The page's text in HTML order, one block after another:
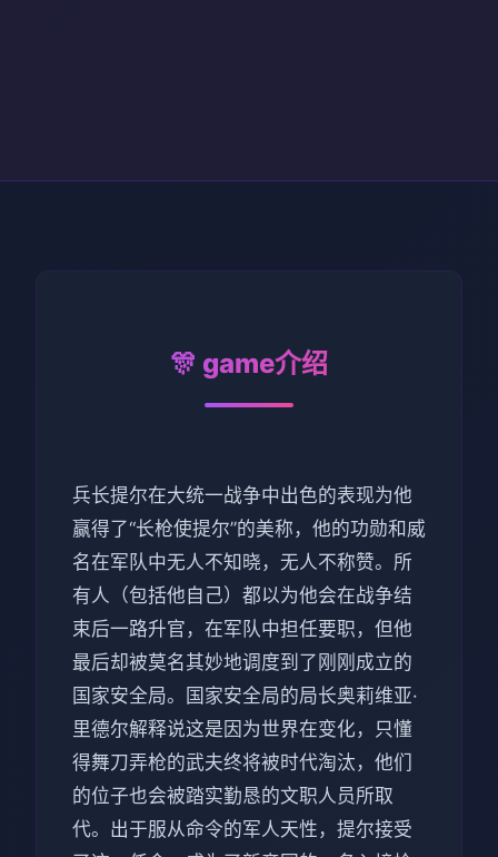
🎊 game介绍
兵长提尔在大统一战争中出色的表现为他
赢得了“长枪使提尔”的美称，他的功勋和威
名在军队中无人不知晓，无人不称赞。所
有人（包括他自己）都以为他会在战争结
束后一路升官，在军队中担任要职，但他
最后却被莫名其妙地调度到了刚刚成立的
国家安全局。国家安全局的局长奥莉维亚·
里德尔解释说这是因为世界在变化，只懂
得舞刀弄枪的武夫终将被时代淘汰，他们
的位子也会被踏实勤恳的文职人员所取
代。出于服从命令的军人天性，提尔接受